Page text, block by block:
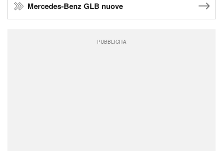
Mercedes-Benz GLB nuove
PUBBLICITÀ